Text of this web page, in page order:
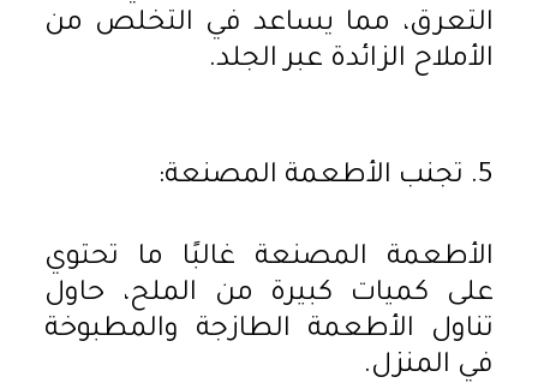
التعرق، مما يساعد في التخلص من
الأملاح الزائدة عبر الجلد.
5. تجنب الأطعمة المصنعة:
الأطعمة المصنعة غالبًا ما تحتوي
على كميات كبيرة من الملح، حاول
تناول الأطعمة الطازجة والمطبوخة
في المنزل.